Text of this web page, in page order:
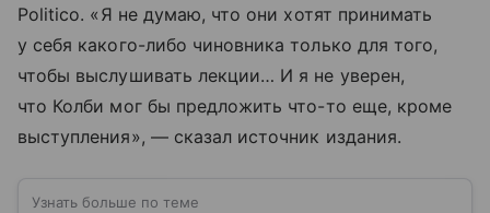
Politico. «Я не думаю, что они хотят принимать
у себя какого-либо чиновника только для того,
чтобы выслушивать лекции… И я не уверен,
что Колби мог бы предложить что-то еще, кроме
выступления», — сказал источник издания.
Узнать больше по теме